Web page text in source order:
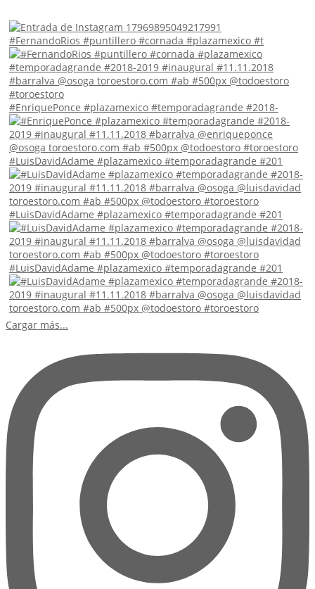
#FernandoRios #puntillero #cornada #plazamexico #t
#EnriquePonce #plazamexico #temporadagrande #2018-
#LuisDavidAdame #plazamexico #temporadagrande #201
#LuisDavidAdame #plazamexico #temporadagrande #201
#LuisDavidAdame #plazamexico #temporadagrande #201
Cargar más...